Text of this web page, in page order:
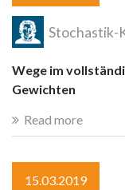
Stochastik-
Wege im
Gewichten
Read more
15.03.2019